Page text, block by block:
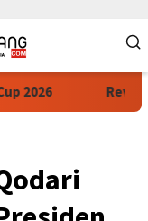
Revisi UU